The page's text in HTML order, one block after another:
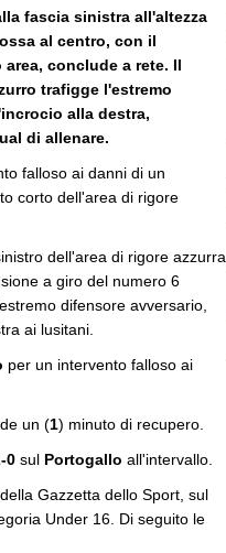
fascia sinistra all'altezza
al centro, con il
conclude a rete. Il
trafigge l'estremo
alla destra,
di allenare.
falloso ai danni di un
corto dell'area di rigore
dell'area di rigore azzurra
a giro del numero 6
difensore avversario,
ai lusitani.
per un intervento falloso ai
un (1) minuto di recupero.
0 sul Portogallo all'intervallo.
Gazzetta dello Sport, sul
Under 16. Di seguito le